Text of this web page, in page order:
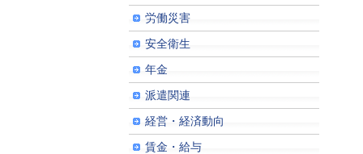
労働災害
安全衛生
年金
派遣関連
経営・経済動向
賃金・給与